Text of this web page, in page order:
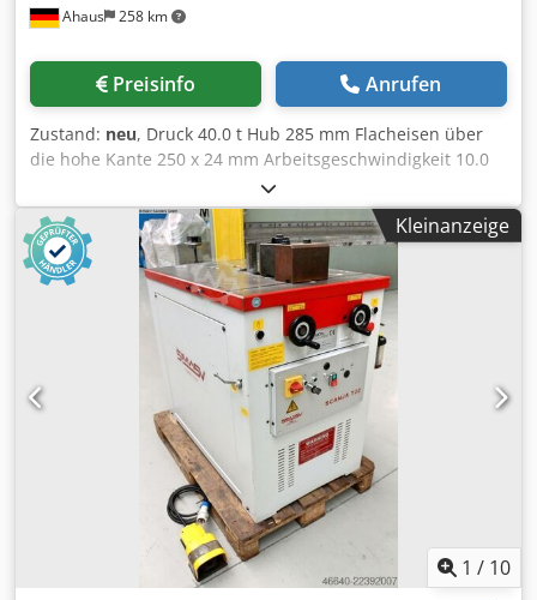
Ahaus 258 km
Preisinfo Anrufen
Zustand: neu, Druck 40.0 t Hub 285 mm Flacheisen über
die hohe Kante 250 x 24 mm Arbeitsgeschwindigkeit 10.0
mm/sec Rücklaufgeschwindigkeit 10.0 mm/min
Arbeitshöhe 930 mm Tisch: 660 x 1250 mm
Gesamtleistungsbedarf 4.0 kW Motor 400 Volt 50 Hz
Ölinhalt 40.0 l Gewicht 800 kg Abmessung L-B-H 1450 x 800
x 1300 mm Ausstattung : - elektro-hydraulische
Horizontalbiegemaschine - großer, robuster
Maschinentisch aus gehärteten Stahl - Maschine aus
gehärtetem und geschliffenen Schmiedestahl -
Digitalanzeige für Hubeinstellung * Programmierung von
1x Biegeendpunkt & 1x Rückzugspunkt möglich - 1x
Werkzeugsatz (1x Biegestempel / 1x 1V Matrize) *
Biegestempel .. Grad : 60° / Biegeradius : 5.0 mm * Matrize
.. Grad : 60° / V Öffnung : 63.0 mm - stufenlose Einstellung
der Biegegeschwindigkeit & Presskraft - 1x manueller
Materialanschlag - freibeweglicher Doppel-Fußschalter -
Maschine mit Hubwagen/Stapler verfahrbar
Dodpfoxabhmsx Ah Rswa - Bedienungsanleitung
Kleinanzeige
1 / 10